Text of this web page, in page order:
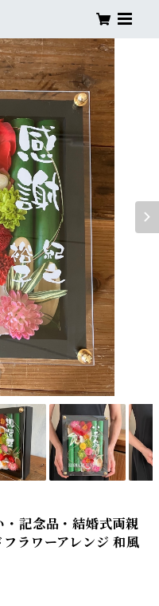
記念品・結婚式両親
ラワーアレンジ 和風